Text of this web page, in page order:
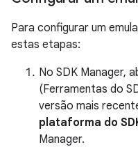
Para configurar um
estas etapas:
No SDK Manager,
(Ferramentas do
versão mais
plataforma do
Manager.